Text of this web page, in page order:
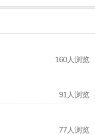
学习困难、脾气暴躁、
160人浏览
91人浏览
77人浏览